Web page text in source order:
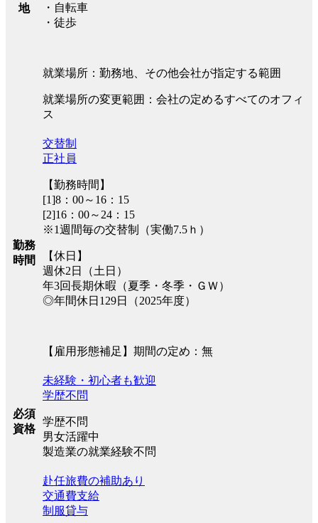
地
・自転車
・徒歩
就業場所：勤務地、その他会社が指定する範囲
就業場所の変更範囲：会社の定めるすべてのオフィ
ス
勤務
時間
交替制
正社員
【勤務時間】
[1]8：00～16：15
[2]16：00～24：15
※1週間毎の交替制（実働7.5ｈ）
【休日】
週休2日（土日）
年3回長期休暇（夏季・冬季・ＧＷ）
◎年間休日129日（2025年度）
【雇用形態補足】期間の定め：無
必須
資格
未経験・初心者も歓迎
学歴不問
学歴不問
男女活躍中
製造業の就業経験不問
赴任旅費の補助あり
交通費支給
制服貸与